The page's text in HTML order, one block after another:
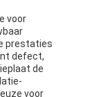
voor
prestaties
defect,
de
voor